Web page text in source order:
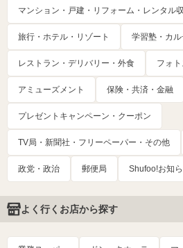
マンション・戸建・リフォーム・レンタル
旅行・ホテル・リゾート 学習塾・カ
レストラン・デリバリー・外食 フォ
アミューズメント 保険・共済・金融
プレゼントキャンペーン・クーポン
TV局・新聞社・フリーペーパー・その他
政党・政治 郵便局 Shufoo!お知
よく行くお店から探す